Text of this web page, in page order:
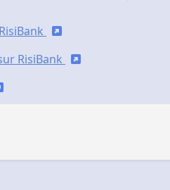
RisiBank